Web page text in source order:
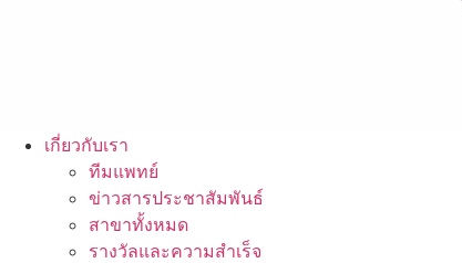
เกี่ยวกับเรา
ทีมแพทย์
ข่าวสารประชาสัมพันธ์
สาขาทั้งหมด
รางวัลและความสำเร็จ